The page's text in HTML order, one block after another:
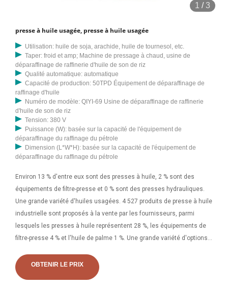
1 /3
presse à huile usagée, presse à huile usagée
Utilisation: huile de soja, arachide, huile de tournesol, etc.
Taper: froid et amp; Machine de pressage à chaud, usine de
déparaffinage de raffinerie d'huile de son de riz
Qualité automatique: automatique
Capacité de production: 50TPD Équipement de déparaffinage de
raffinage d'huile
Numéro de modèle: QIYI-69 Usine de déparaffinage de raffinerie
d'huile de son de riz
Tension: 380 V
Puissance (W): basée sur la capacité de l'équipement de
déparaffinage du raffinage du pétrole
Dimension (L*W*H): basée sur la capacité de l'équipement de
déparaffinage du raffinage du pétrole
Environ 13 % d'entre eux sont des presses à huile, 2 % sont des
équipements de filtre-presse et 0 % sont des presses hydrauliques.
Une grande variété d'huiles usagées. 4 527 produits de presse à huile
industrielle sont proposés à la vente par les fournisseurs, parmi
lesquels les presses à huile représentent 28 %, les équipements de
filtre-presse 4 % et l'huile de palme 1 %. Une grande variété d'options
OBTENIR LE PRIX